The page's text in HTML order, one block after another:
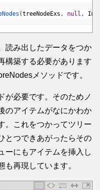
(treeNodeExs , null ,
読み出したデータをつか
構築する必要があります
メソッドです。
が必要です。そのためノ
のアイテムがなにかわか
。これをつかってツリー
とつできあがったらその
ーにもアイテムを挿入し
再現しています。